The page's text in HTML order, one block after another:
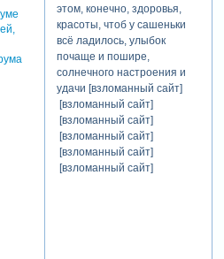
этом, конечно, здоровья,
красоты, чтоб у сашеньки
всё ладилось, улыбок
почаще и пошире,
солнечного настроения и
удачи [взломанный сайт]
[взломанный сайт]
[взломанный сайт]
[взломанный сайт]
[взломанный сайт]
[взломанный сайт]